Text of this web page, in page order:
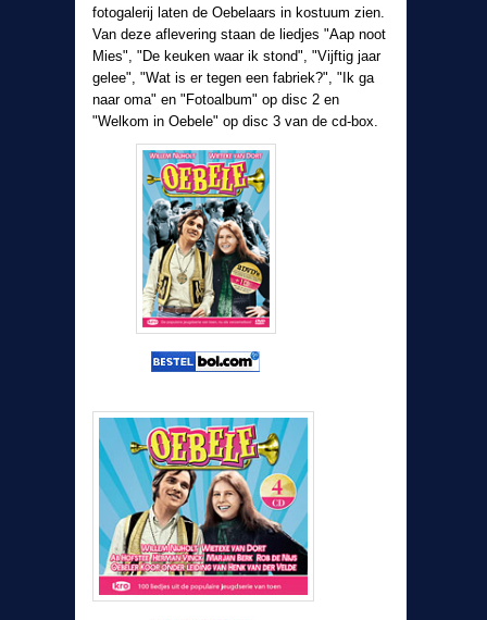
fotogalerij laten de Oebelaars in kostuum zien.
Van deze aflevering staan de liedjes "Aap noot
Mies", "De keuken waar ik stond", "Vijftig jaar
gelee", "Wat is er tegen een fabriek?", "Ik ga
naar oma" en "Fotoalbum" op disc 2 en
"Welkom in Oebele" op disc 3 van de cd-box.